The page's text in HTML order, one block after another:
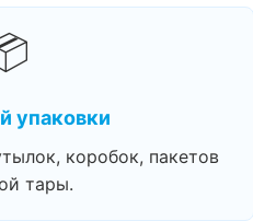
упаковки
коробок, пакетов
тары.